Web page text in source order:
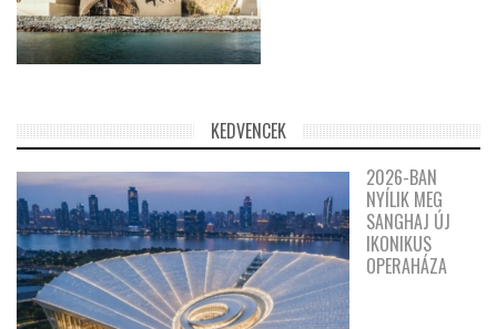
KEDVENCEK
2026-BAN
NYÍLIK MEG
SANGHAJ ÚJ
IKONIKUS
OPERAHÁZA